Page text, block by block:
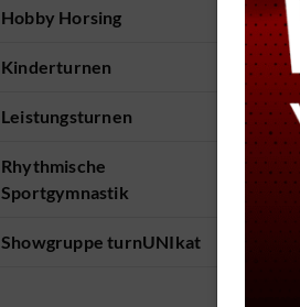
Hobby Horsing
Kinderturnen
Leistungsturnen
Rhythmische
Sportgymnastik
Showgruppe turnUNIkat